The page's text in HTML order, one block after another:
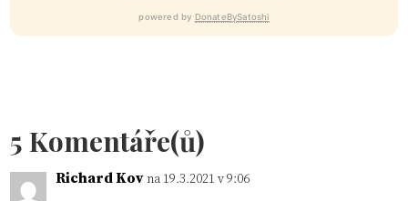
powered by DonateBySatoshi
5 Komentáře(ů)
Richard Kov na 19.3.2021 v 9:06